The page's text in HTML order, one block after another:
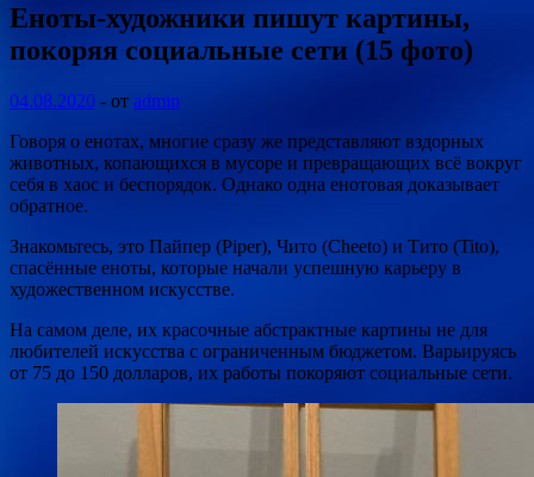
Еноты-художники пишут картины,
покоряя социальные сети (15 фото)
04.08.2020 - от admin
Говоря о енотах, многие сразу же представляют вздорных
животных, копающихся в мусоре и превращающих всё вокруг
себя в хаос и беспорядок. Однако одна енотовая доказывает
обратное.
Знакомьтесь, это Пайпер (Piper), Чито (Cheeto) и Тито (Tito),
спасённые еноты, которые начали успешную карьеру в
художественном искусстве.
На самом деле, их красочные абстрактные картины не для
любителей искусства с ограниченным бюджетом. Варьируясь
от 75 до 150 долларов, их работы покоряют социальные сети.